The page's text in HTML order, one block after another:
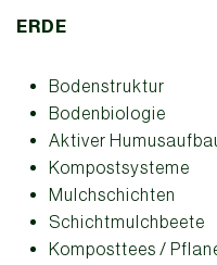
ERDE
Bodenstruktur
Bodenbiologie
Aktiver
Kompostsysteme
Mulchschichten
Schichtmulchbeete
Komposttees /